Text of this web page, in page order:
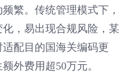
繁。传统管理模式下，
，易出现合规风险，某
配目的国海关编码更
外费用超50万元。